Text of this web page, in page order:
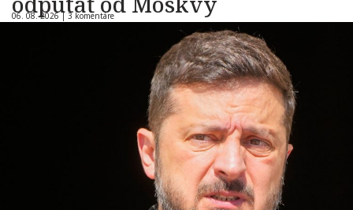
06. 08. 2026 | 3 komentáre